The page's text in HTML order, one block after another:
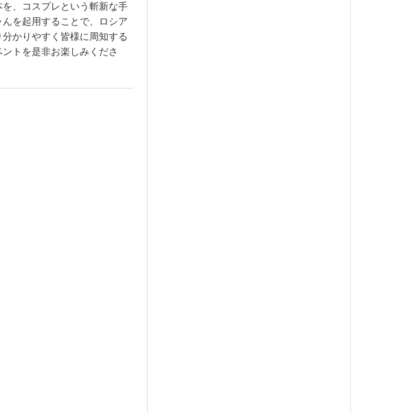
、コスプレという斬新な手
を起用することで、ロシア
かりやすく皆様に周知する
トを是非お楽しみくださ